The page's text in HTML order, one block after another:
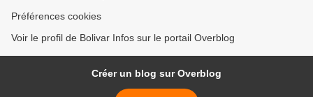
Préférences cookies
Voir le profil de Bolivar Infos sur le portail Overblog
Créer un blog sur Overblog